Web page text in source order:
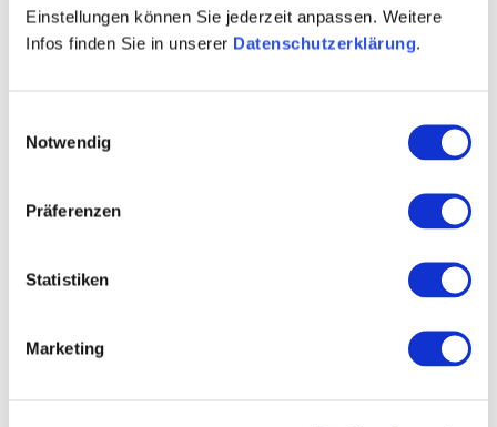
Einstellungen können Sie jederzeit anpassen. Weitere
Infos finden Sie in unserer Datenschutzerklärung.
Notwendig
Präferenzen
Statistiken
Marketing
Regional brand Rheinhessen EXCELLENT
booking system